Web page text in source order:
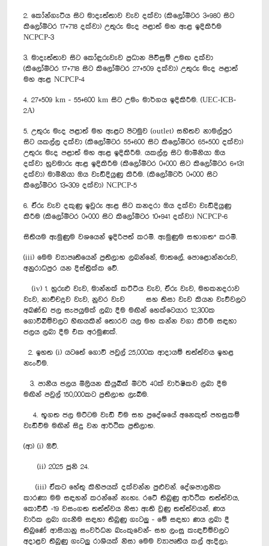
2. කෝන්ගැටිය සිට මාදැත්තාව වැව දක්වා (කිලෝමීටර 3+980 සිට
කිලෝමීටර 17+718 දක්වා) උතුරු මැද පළාත් මහ ඇළ ඉදිකිරීම
NCPCP-3
3. මාදැත්තාව සිට කෝඳුරුවැව ප්‍රධාන පිවිසුම් උමඟ දක්වා
(කිලෝමීටර 17+718 සිට කිලෝමීටර 27+509 දක්වා) උතුරු මැද පළාත්
මහ ඇළ NCPCP-4
4. 27+509 km - 55+600 km සිට උමං මාර්ගය ඉදිකිරීම. (UEC-ICB-
2A)
5. උතුරු මැද පළාත් මහ ඇළට පිටමුව (outlet) සහිතව නාමල්පුර
සිට යකල්ල දක්වා (කිලෝමීටර 55+600 සිට කිලෝමීටර 65+500 දක්වා)
උතුරු මැද පළාත් මහ ඇළ ඉදිකිරීම. යකල්ල සිට මාමිනියා ඔය
දක්වා හුවමාරු ඇළ ඉදිකිරීම (කිලෝමීටර 0+000 සිට කිලෝමීටර 6+131
දක්වා) මාමිනියා ඔය වැඩිදියුණු කිරීම. (කිලෝමීටර් 0+000 සිට
කිලෝමීටර 13+309 දක්වා) NCPCP-5
6. ඒරු වැව දකුණු ඉවුරු ඇළ සිට කනදරා ඔය දක්වා වැඩිදියුණු
කිරීම (කිලෝමීටර 0+000 සිට කිලෝමීටර 10+941 දක්වා) NCPCP-6
සිතියම ඇමුණුම වශයෙන් ඉදිරිපත් කරමි. ඇමුණුම සභාගත* කරමි.
(iii) මෙම ව්‍යාපෘතියෙන් ප්‍රතිලාභ ලබන්නේ, මාතලේ, පොළොන්නරුව,
අනුරාධපුර යන දිස්ත්‍රික්ක වේ.
(iv) 1. හුරුළු වැව, මාන්නක් කට්ටිය වැව, ඒරු වැව, මහකනදරාව
වැව, නාච්චදූව වැව, නුවර වැව සහ තිසා වැව කියන වැව්වලට
අඛණ්ඩ ජල සැපයුමක් ලබා දීම මඟින් හෙක්ටෙයාර 12,300ක
ගොවිබිම්වලට හිඟයකින් තොරව යල මහ කන්න වගා කිරීම සඳහා
ජලය ලබා දීම එක අරමුණක්.
2. ඉහත (i) යටතේ ගොවි පවුල් 25,000ක ආදායම් තත්ත්වය ඉහළ
නැංවීම.
3. පානීය ජලය මිලියන කියුබික් මීටර් 40ක් වාර්ෂිකව ලබා දීම
මඟින් පවුල් 150,000කට ප්‍රතිලාභ ලැබීම.
4. භූගත ජල මට්ටම වැඩි වීම සහ ප්‍රදේශයේ අනෙකුත් පහසුකම්
වැඩිවීම මඟින් සිදු වන ආර්ථික ප්‍රතිලාභ.
(ආ) (i) ඔව්.
(ii) 2025 ජූනි 24.
(iii) ඒකට හේතු කිහිපයක් දක්වන්න පුළුවන්. දේශපාලනික
කාරණා මම සඳහන් කරන්නේ නැහැ. රටේ තිබුණු ආර්ථික තත්ත්වය,
කොවිඩ් -19 වසංගත තත්ත්වය නිසා ඇති වුණු තත්ත්වයන්, ණය
වාරික ලබා ගැනීම සඳහා තිබුණු ගැටලු - මේ සඳහා ණය ලබා දී
තිබුණේ ආසියානු සංවර්ධන බැංකුවෙන්- සහ ලංසු කැඳවීම්වලට
අදාළව තිබුණු ගැටලු රාශියක් නිසා මෙම ව්‍යාපෘතිය කල් ඇදිලා;